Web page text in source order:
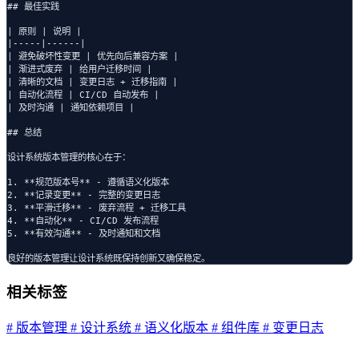
## 最佳实践
| 原则 | 说明 |
|-----|------|
| 避免破坏性变更 | 优先向后兼容方案 |
| 渐进式废弃 | 给用户迁移时间 |
| 清晰的文档 | 变更日志 + 迁移指南 |
| 自动化流程 | CI/CD 自动发布 |
| 及时沟通 | 通知依赖项目 |
## 总结
设计系统版本管理的核心在于：
1. **规范版本号** - 遵循语义化版本
2. **记录变更** - 完整的变更日志
3. **平滑迁移** - 废弃流程 + 迁移工具
4. **自动化** - CI/CD 发布流程
5. **有效沟通** - 及时通知和文档
相关标签
# 版本管理 # 设计系统 # 语义化版本 # 组件库 # 变更日志